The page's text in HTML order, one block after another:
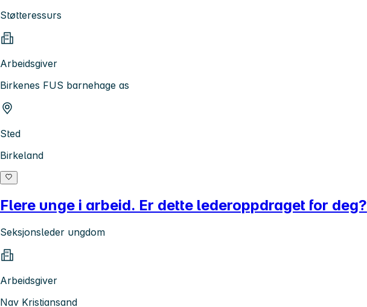
Støtteressurs
Arbeidsgiver
Birkenes FUS barnehage as
Sted
Birkeland
Flere unge i arbeid. Er dette lederoppdraget for deg?
Seksjonsleder ungdom
Arbeidsgiver
Nav Kristiansand